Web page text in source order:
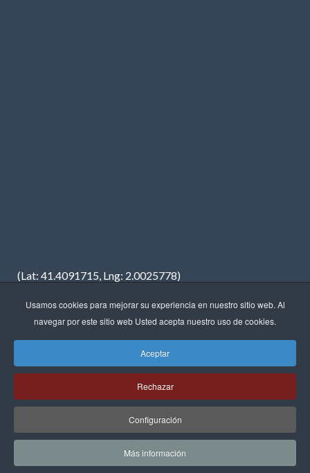
(Lat: 41.4091715, Lng: 2.0025778)
Copyright © 2023 · FREDIMAR, S.A. · Diseño web:
Neótik
Aviso Legal
Política de Privacidad
Política de Cookies
Usamos cookies para mejorar su experiencia en nuestro sitio web. Al
navegar por este sitio web Usted acepta nuestro uso de cookies.
Aceptar
Rechazar
Configuración
Más información